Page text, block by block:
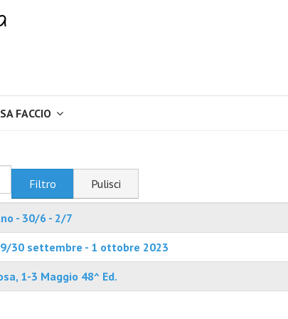
FACCIO
Filtro Pulisci
- 30/6 - 2/7
30 settembre - 1 ottobre 2023
1-3 Maggio 48^ Ed.